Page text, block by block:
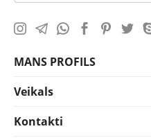
MANS PROFILS
Veikals
Kontakti